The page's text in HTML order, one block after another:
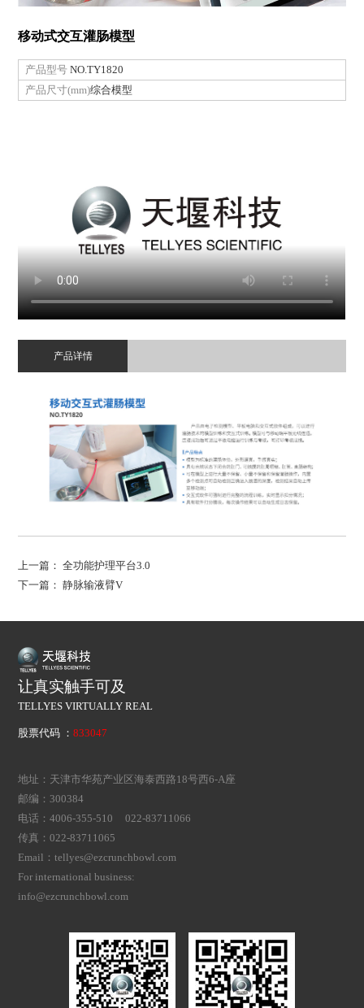
移动式交互灌肠模型
产品型号 NO.TY1820
产品尺寸(mm)综合模型
产品详情
上一篇： 全功能护理平台3.0
下一篇： 静脉输液臂V
让真实触手可及
TELLYES VIRTUALLY REAL
股票代码 ：833047
地址：天津市华苑产业区海泰西路18号西6-A座
邮编：300384
电话：4006-355-510 022-83711066
传真：022-83711065
Email：tellyes@ezcrunchbowl.com
For international business:
info@ezcrunchbowl.com